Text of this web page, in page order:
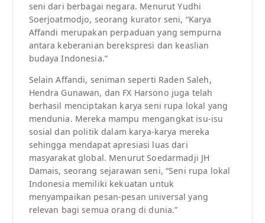
seni dari berbagai negara. Menurut Yudhi
Soerjoatmodjo, seorang kurator seni, “Karya
Affandi merupakan perpaduan yang sempurna
antara keberanian berekspresi dan keaslian
budaya Indonesia.”
Selain Affandi, seniman seperti Raden Saleh,
Hendra Gunawan, dan FX Harsono juga telah
berhasil menciptakan karya seni rupa lokal yang
mendunia. Mereka mampu mengangkat isu-isu
sosial dan politik dalam karya-karya mereka
sehingga mendapat apresiasi luas dari
masyarakat global. Menurut Soedarmadji JH
Damais, seorang sejarawan seni, “Seni rupa lokal
Indonesia memiliki kekuatan untuk
menyampaikan pesan-pesan universal yang
relevan bagi semua orang di dunia.”